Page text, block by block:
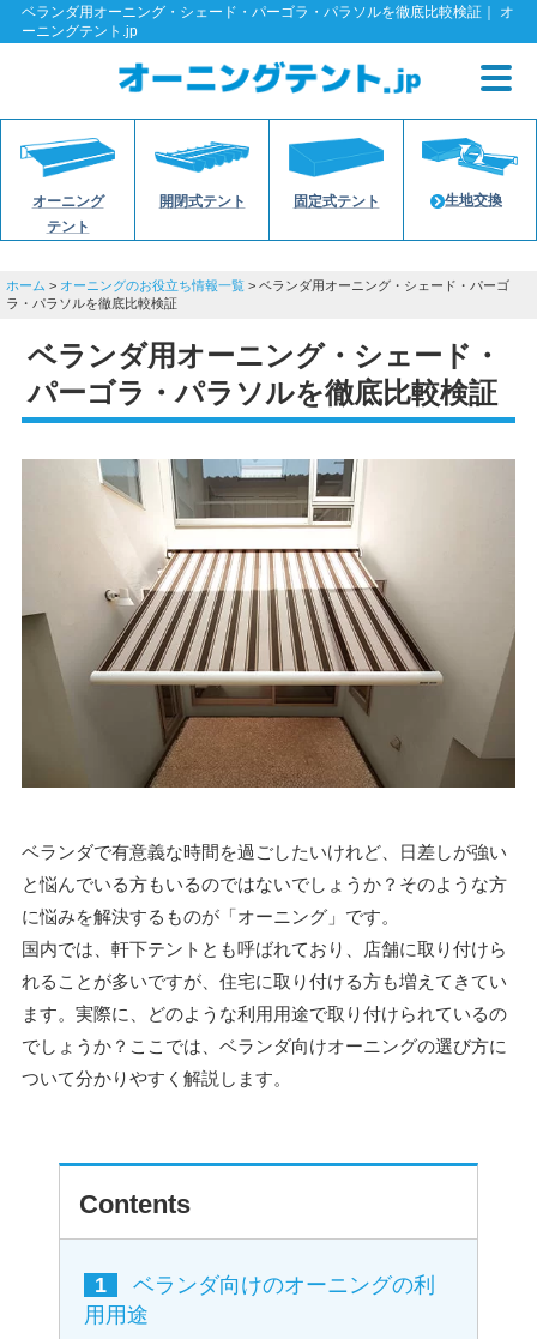
ベランダ用オーニング・シェード・パーゴラ・パラソルを徹底比較検証｜ オ
ーニングテント.jp
オーニング
テント
開閉式テント 固定式テント 生地交換
ホーム > オーニングのお役立ち情報一覧 > ベランダ用オーニング・シェード・パーゴ
ラ・パラソルを徹底比較検証
ベランダ用オーニング・シェード・
パーゴラ・パラソルを徹底比較検証
ベランダで有意義な時間を過ごしたいけれど、日差しが強い
と悩んでいる方もいるのではないでしょうか？そのような方
に悩みを解決するものが「オーニング」です。
国内では、軒下テントとも呼ばれており、店舗に取り付けら
れることが多いですが、住宅に取り付ける方も増えてきてい
ます。実際に、どのような利用用途で取り付けられているの
でしょうか？ここでは、ベランダ向けオーニングの選び方に
ついて分かりやすく解説します。
Contents
1
ベランダ向けのオーニングの利
用用途